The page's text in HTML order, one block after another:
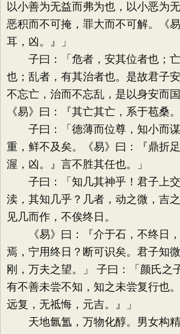
以小善为无益而弗为也，以小恶为
恶积而不可掩，罪大而不可解。《
耳，凶。』」
子曰：「危者，安其位者也；亡
也；乱者，有其治者也。是故君子
不忘亡，治而不忘乱，是以身安而国
《易》曰：『其亡其亡，系于苞桑。
子曰：「德薄而位尊，知小而谋
重，鲜不及矣。《易》曰：『鼎折
渥，凶。』言不胜其任也。」
子曰：「知几其神乎！君子上交
渎，其知几乎？几者，动之微，吉
见几而作，不俟终日。
《易》曰：『介于石，不终日，
焉，宁用终日？断可识矣。君子知
刚，万夫之望。」 子曰：「颜氏之
有不善未尝不知，知之未尝复行也
远复，无祗悔，元吉。』」
天地氤氲，万物化醇。男女构精